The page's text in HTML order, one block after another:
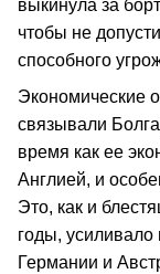
выкинула за
чтобы не
способного
Экономические
связывали
время как ее
Англией, и
Это, как и
годы, усиливало
Германии и